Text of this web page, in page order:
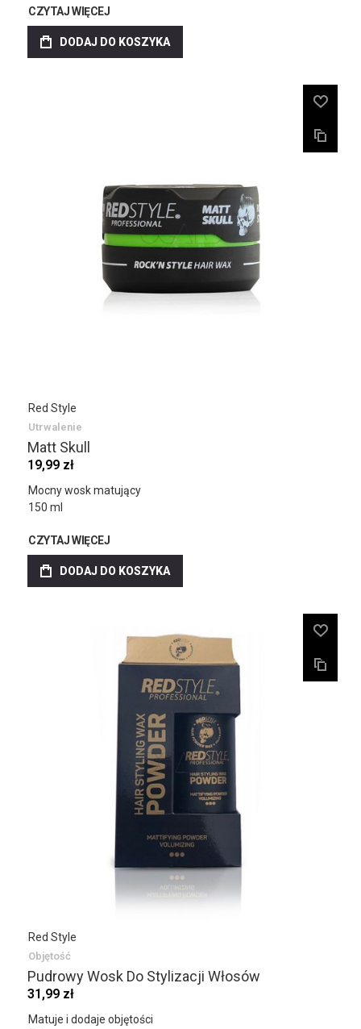
CZYTAJ WIĘCEJ
DODAJ DO KOSZYKA
Red Style
Utrwalenie
Matt Skull
19,99 zł
Mocny wosk matujący
150 ml
CZYTAJ WIĘCEJ
DODAJ DO KOSZYKA
Red Style
Objętość
Pudrowy Wosk Do Stylizacji Włosów
31,99 zł
Matuje i dodaje objętości